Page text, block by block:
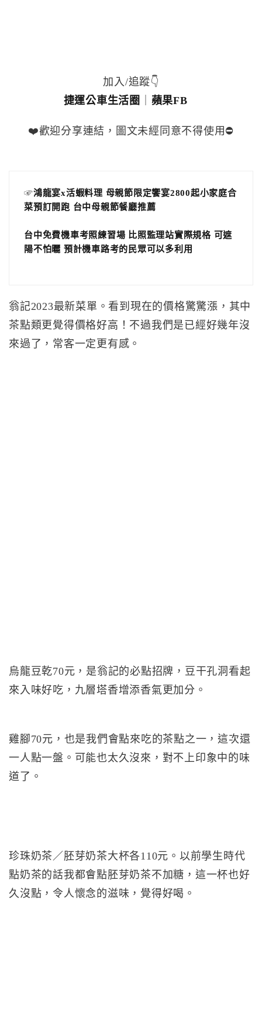
加入/追蹤👇
捷運公車生活圈
蘋果FB
❤️歡迎分享連結，圖文未經同意不得使用⛔️
☞鴻龍宴x活蝦料理 母親節限定饗宴2800起小家庭合
菜預訂開跑 台中母親節餐廳推薦
台中免費機車考照練習場 比照監理站實際規格 可遮
陽不怕曬 預計機車路考的民眾可以多利用
翁記2023最新菜單。看到現在的價格驚驚漲，其中
茶點類更覺得價格好高！不過我們是已經好幾年沒
來過了，常客一定更有感。
烏龍豆乾70元，是翁記的必點招牌，豆干孔洞看起
來入味好吃，九層塔香增添香氣更加分。
雞腳70元，也是我們會點來吃的茶點之一，這次還
一人點一盤。可能也太久沒來，對不上印象中的味
道了。
珍珠奶茶／胚芽奶茶大杯各110元。以前學生時代
點奶茶的話我都會點胚芽奶茶不加糖，這一杯也好
久沒點，令人懷念的滋味，覺得好喝。